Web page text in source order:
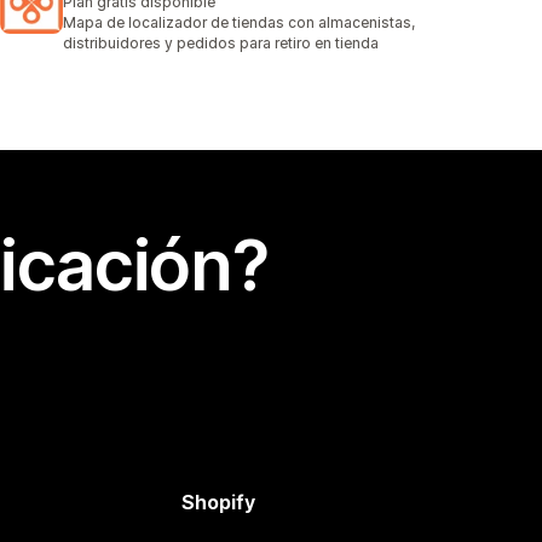
Mapa de localizador de tiendas con almacenistas,
distribuidores y pedidos para retiro en tienda
Shopify